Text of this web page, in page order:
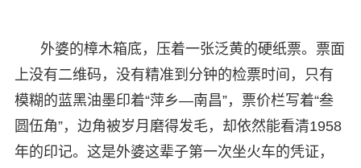
外婆的樟木箱底，压着一张泛黄的硬纸票。票面
上没有二维码，没有精准到分钟的检票时间，只有
模糊的蓝黑油墨印着“萍乡—南昌”，票价栏写着“叁
圆伍角”，边角被岁月磨得发毛，却依然能看清1958
年的印记。这是外婆这辈子第一次坐火车的凭证，